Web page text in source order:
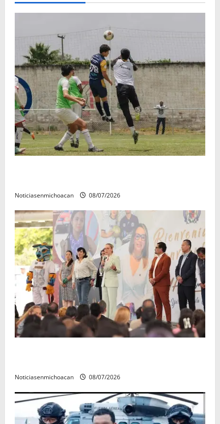
Noticiasenmichoacan 08/07/2026
Noticiasenmichoacan 08/07/2026